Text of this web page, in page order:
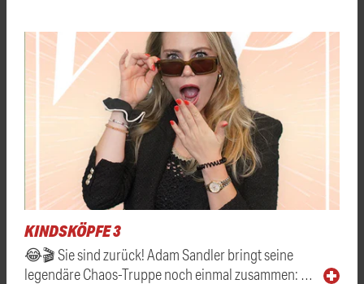
KINDSKÖPFE 3
😂🎬 Sie sind zurück! Adam Sandler bringt seine
legendäre Chaos-Truppe noch einmal zusammen: …